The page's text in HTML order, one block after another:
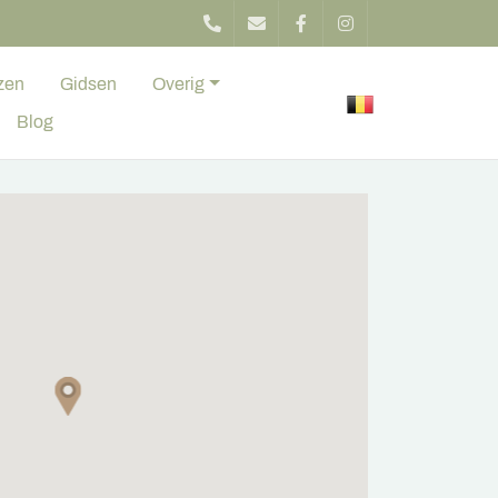
Gidsen Overig
Blog